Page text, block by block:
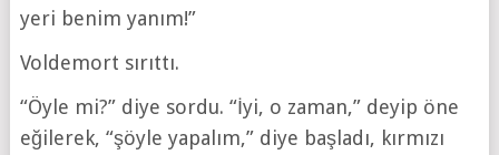
yeri benim yanım!”
Voldemort sırıttı.
“Öyle mi?” diye sordu. “İyi, o zaman,” deyip öne
eğilerek, “şöyle yapalım,” diye başladı, kırmızı